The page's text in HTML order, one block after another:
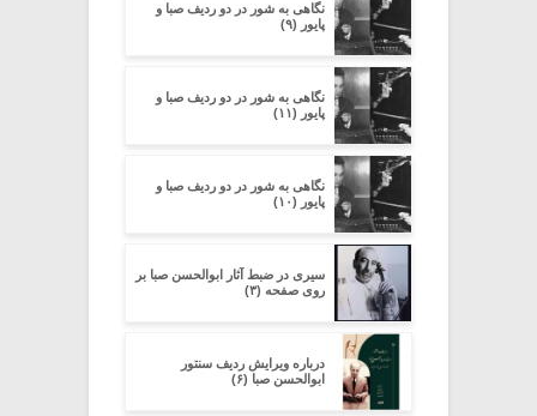
نگاهی به شور در دو ردیف صبا و
پایور (۹)
نگاهی به شور در دو ردیف صبا و
پایور (۱۱)
نگاهی به شور در دو ردیف صبا و
پایور (۱۰)
سیری در ضبط آثار ابوالحسن صبا بر
روی صفحه (۳)
درباره ویرایش ردیف سنتور
ابوالحسن صبا (۶)